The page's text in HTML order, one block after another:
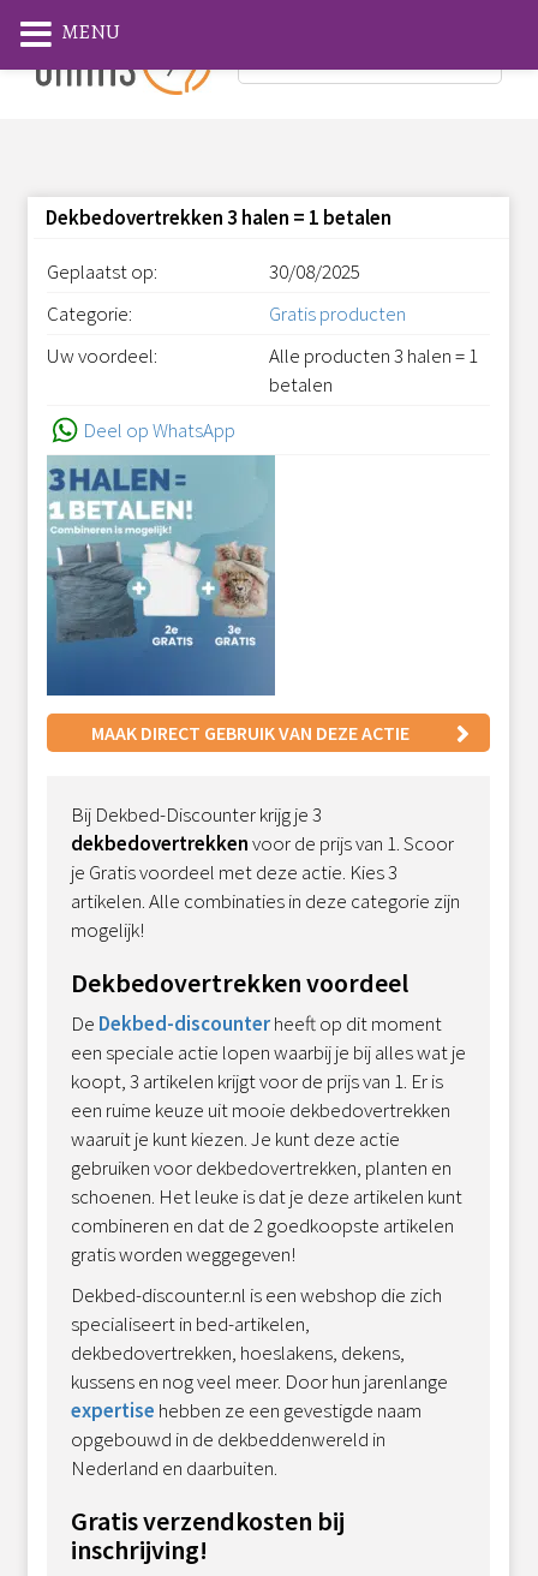
Dekbedovertrekken 3 halen = 1 betalen
Geplaatst op:
30/08/2025
Categorie:
Gratis producten
Uw voordeel:
Alle producten 3 halen = 1
betalen
Deel op WhatsApp
MAAK DIRECT GEBRUIK VAN DEZE ACTIE
Bij Dekbed-Discounter krijg je 3
dekbedovertrekkenvoor de prijs van 1. Scoor
je Gratis voordeel met deze actie. Kies 3
artikelen. Alle combinaties in deze categorie zijn
mogelijk!
Dekbedovertrekken voordeel
De Dekbed-discounterheeft op dit moment
een speciale actie lopen waarbij je bij alles wat je
koopt, 3 artikelen krijgt voor de prijs van 1. Er is
een ruime keuze uit mooie dekbedovertrekken
waaruit je kunt kiezen. Je kunt deze actie
gebruiken voor dekbedovertrekken, planten en
schoenen. Het leuke is dat je deze artikelen kunt
combineren en dat de 2 goedkoopste artikelen
gratis worden weggegeven!
Dekbed-discounter.nl is een webshop die zich
specialiseert in bed-artikelen,
dekbedovertrekken, hoeslakens, dekens,
kussens en nog veel meer. Door hun jarenlange
expertise hebben ze een gevestigde naam
opgebouwd in de dekbeddenwereld in
Nederland en daarbuiten.
Gratis verzendkosten bij
inschrijving!
MENU